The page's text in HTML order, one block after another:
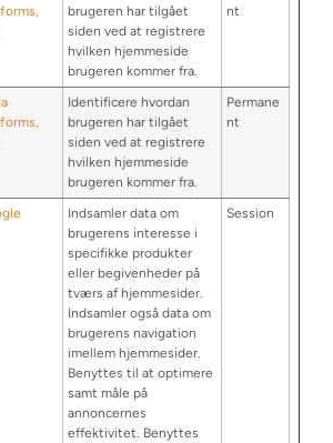
brugeren har tilgået
siden ved at registrere
hvilken hjemmeside
brugeren kommer fra.
nt
Identificere hvordan
brugeren har tilgået
siden ved at registrere
hvilken hjemmeside
brugeren kommer fra.
Permane
nt
Indsamler data om
brugerens interesse i
specifikke produkter
eller begivenheder på
tværs af hjemmesider.
Indsamler også data om
brugerens navigation
imellem hjemmesider.
Benyttes til at optimere
samt måle på
annoncernes
effektivitet. Benyttes
Session